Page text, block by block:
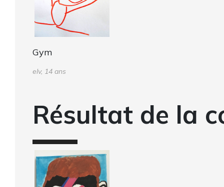
Gym
elv, 14 ans
Résultat de la